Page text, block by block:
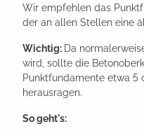
Wir empfehlen das
der an allen Stellen eine
Wichtig: Da
wird, sollte die
Punktfundamente etwa 5
herausragen.
So geht's: